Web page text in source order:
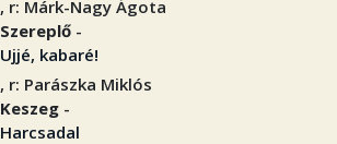
, r: Márk-Nagy Ágota
Szereplő -
Ujjé, kabaré!
, r: Parászka Miklós
Keszeg -
Harcsadal